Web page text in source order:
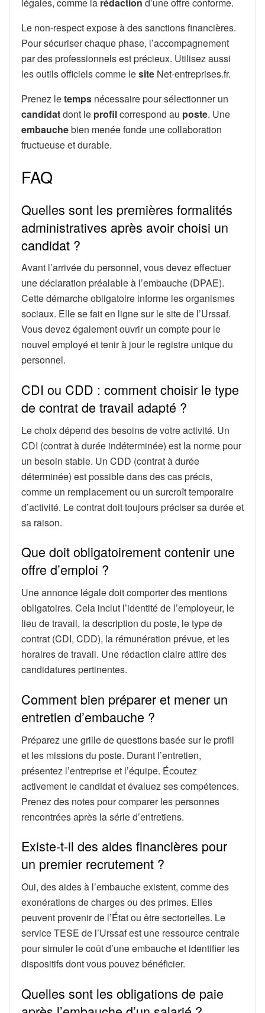
légales, comme la rédaction d’une offre conforme.
Le non-respect expose à des sanctions financières.
Pour sécuriser chaque phase, l’accompagnement
par des professionnels est précieux. Utilisez aussi
les outils officiels comme lesite Net-entreprises.fr.
Prenez letemps nécessaire pour sélectionner un
candidatdont le profilcorrespond au poste. Une
embauchebien menée fonde une collaboration
fructueuse et durable.
FAQ
Quelles sont les premières formalités
administratives après avoir choisi un
candidat ?
Avant l’arrivée du personnel, vous devez effectuer
une déclaration préalable à l’embauche (DPAE).
Cette démarche obligatoire informe les organismes
sociaux. Elle se fait en ligne sur le site de l’Urssaf.
Vous devez également ouvrir un compte pour le
nouvel employé et tenir à jour le registre unique du
personnel.
CDI ou CDD : comment choisir le type
de contrat de travail adapté ?
Le choix dépend des besoins de votre activité. Un
CDI (contrat à durée indéterminée) est la norme pour
un besoin stable. Un CDD (contrat à durée
déterminée) est possible dans des cas précis,
comme un remplacement ou un surcroît temporaire
d’activité. Le contrat doit toujours préciser sa durée et
sa raison.
Que doit obligatoirement contenir une
offre d’emploi ?
Une annonce légale doit comporter des mentions
obligatoires. Cela inclut l’identité de l’employeur, le
lieu de travail, la description du poste, le type de
contrat (CDI, CDD), la rémunération prévue, et les
horaires de travail. Une rédaction claire attire des
candidatures pertinentes.
Comment bien préparer et mener un
entretien d’embauche ?
Préparez une grille de questions basée sur le profil
et les missions du poste. Durant l’entretien,
présentez l’entreprise et l’équipe. Écoutez
activement le candidat et évaluez ses compétences.
Prenez des notes pour comparer les personnes
rencontrées après la série d’entretiens.
Existe-t-il des aides financières pour
un premier recrutement ?
Oui, des aides à l’embauche existent, comme des
exonérations de charges ou des primes. Elles
peuvent provenir de l’État ou être sectorielles. Le
service TESE de l’Urssaf est une ressource centrale
pour simuler le coût d’une embauche et identifier les
dispositifs dont vous pouvez bénéficier.
Quelles sont les obligations de paie